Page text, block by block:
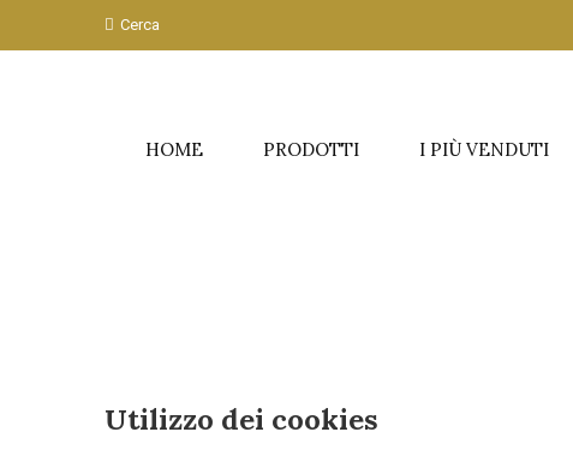
Cerca
HOME PRODOTTI I PIÙ VENDUTI
Utilizzo dei cookies